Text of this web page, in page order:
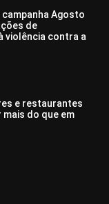
Agosto
de
violência contra a
e restaurantes
do que em